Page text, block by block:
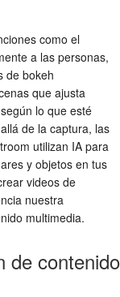
como el
a las personas,
de bokeh
que ajusta
lo que esté
de la captura, las
utilizan IA para
y objetos en tus
videos de
nuestra
multimedia.
de contenido